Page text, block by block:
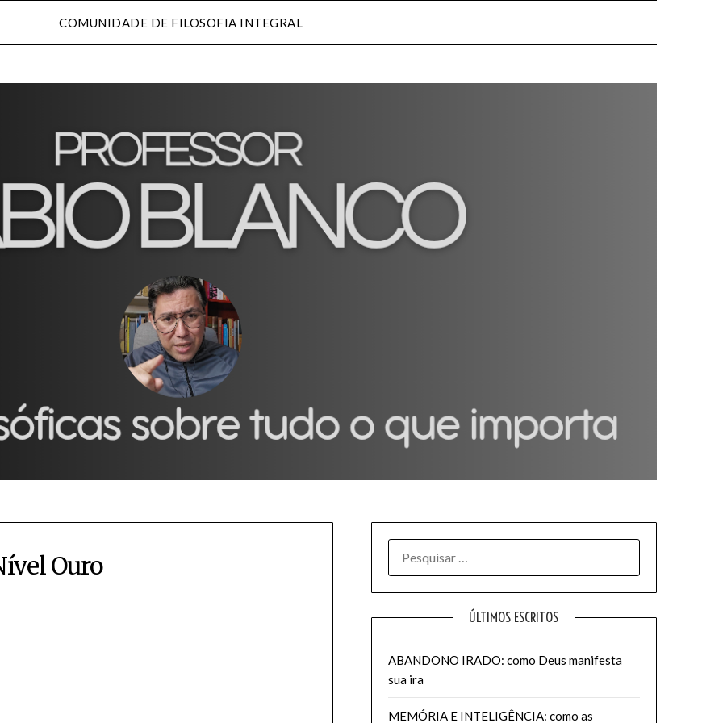
COMUNIDADE DE FILOSOFIA INTEGRAL
Ouro
POR:
ÚLTIMOS ESCRITOS
ABANDONO IRADO: como Deus manifesta
sua ira
MEMÓRIA E INTELIGÊNCIA: como as